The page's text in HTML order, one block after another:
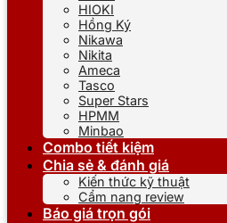
HIOKI
Hồng Ký
Nikawa
Nikita
Ameca
Tasco
Super Stars
HPMM
Minbao
Combo tiết kiệm
Chia sẻ & đánh giá
Kiến thức kỹ thuật
Cẩm nang review
Báo giá trọn gói